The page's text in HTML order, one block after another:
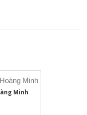
Minh